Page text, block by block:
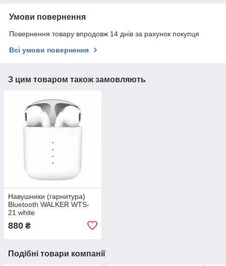
Умови повернення
Повернення товару впродовж 14 днів за рахунок покупця
Всі умови повернення
З цим товаром також замовляють
Навушники (гарнитура)
Bluetooth WALKER WTS-
21 white
880 ₴
Подібні товари компанії